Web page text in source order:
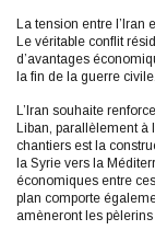
La tension entre l’Iran
Le véritable conflit
d’avantages
la fin de la guerre civile.
L’Iran souhaite
Liban, parallèlement à
chantiers est la
la Syrie vers la
économiques entre
plan comporte
amèneront les